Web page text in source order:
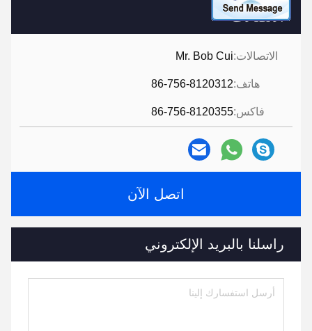
الاتصالات
الاتصالات:Mr. Bob Cui
هاتف:86-756-8120312
فاكس:86-756-8120355
اتصل الآن
راسلنا بالبريد الإلكتروني